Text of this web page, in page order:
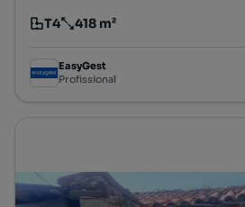
Tipologia
T4
Preço por metro quadrado
418 m²
EasyGest
Profissional